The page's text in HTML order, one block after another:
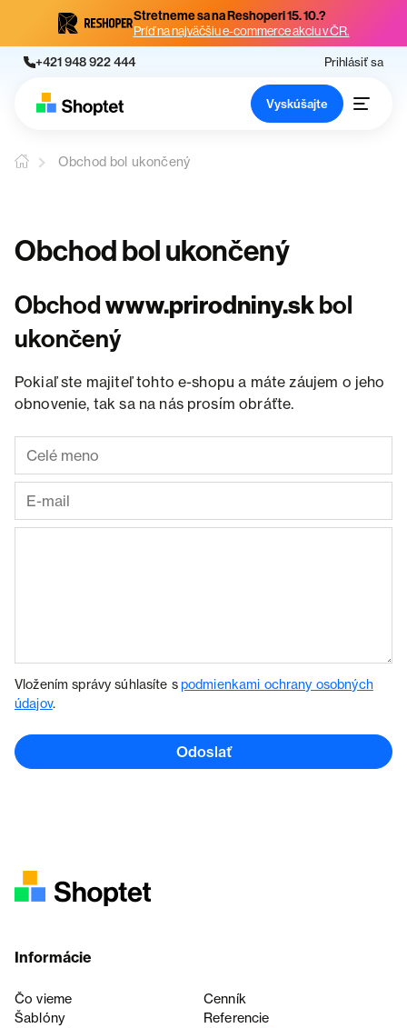
Stretneme sa na Reshoperi 15. 10.?
Príď na najväčšiu e-commerce akciu v ČR.
+421 948 922 444 Prihlásiť sa
Vyskúšajte
Obchod bol ukončený
Obchod bol ukončený
Obchodwww.prirodniny.skbol
ukončený
Pokiaľ ste majiteľ tohto e-shopu a máte záujem o jeho
obnovenie, tak sa na nás prosím obráťte.
Vložením správy súhlasíte spodmienkami ochrany osobných
údajov.
Odoslať
Informácie
Čo vieme
Cenník
Šablóny
Referencie